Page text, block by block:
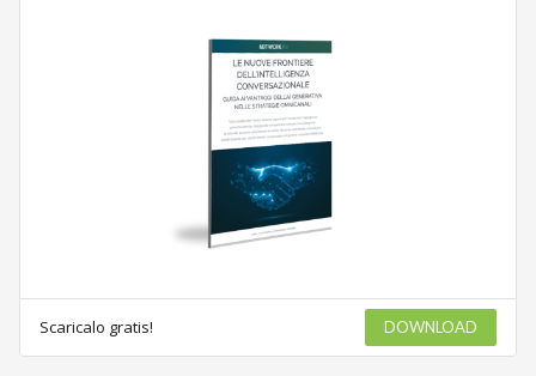
Scaricalo gratis! DOWNLOAD